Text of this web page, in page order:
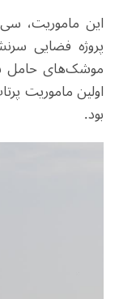
این ماموریت،
پروژه فضایی
موشک‌های حامل
اولین ماموریت
بود.